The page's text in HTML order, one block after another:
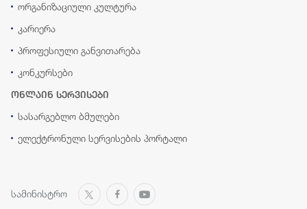
ორგანიზაციული კულტურა
კარიერა
პროფესიული განვითარება
კონკურსები
ონლაინ სერვისები
სასარგებლო ბმულები
ელექტრონული სერვისების პორტალი
სამინისტრო